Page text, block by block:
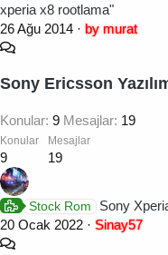
xperia x8 rootlama"
26 Ağu 2014
by murat
Sony Ericsson
Konular 9 Mesajlar 19
Konular
9
Mesajlar
19
Stock Rom
Sony
20 Ocak 2022
Sinay57